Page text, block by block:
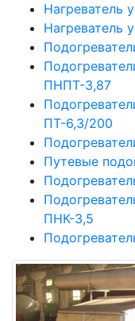
Нагреватель
Нагреватель
ПНПТ-3,87
ПТ-6,3/200
Путевые
ПНК-3,5